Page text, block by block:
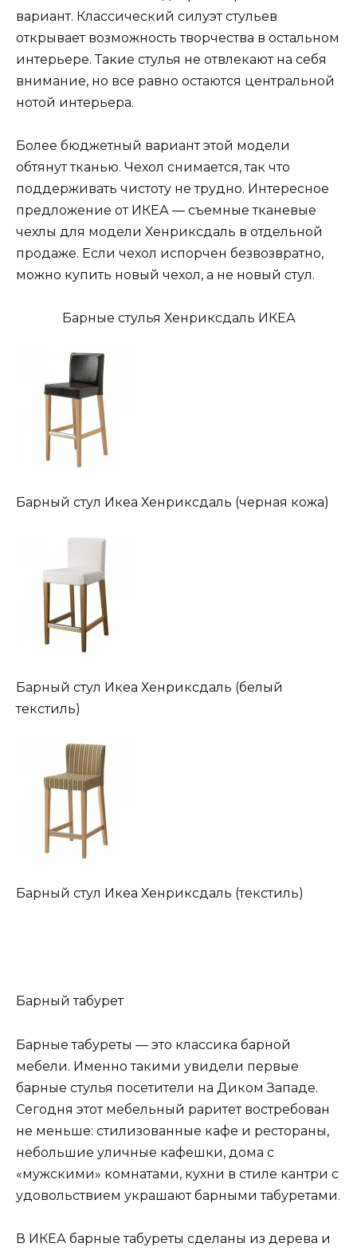
вариант. Классический силуэт стульев
открывает возможность творчества в остальном
интерьере. Такие стулья не отвлекают на себя
внимание, но все равно остаются центральной
нотой интерьера.
Более бюджетный вариант этой модели
обтянут тканью. Чехол снимается, так что
поддерживать чистоту не трудно. Интересное
предложение от ИКЕА — съемные тканевые
чехлы для модели Хенриксдаль в отдельной
продаже. Если чехол испорчен безвозвратно,
можно купить новый чехол, а не новый стул.
Барные стулья Хенриксдаль ИКЕА
Барный стул Икеа Хенриксдаль (черная кожа)
Барный стул Икеа Хенриксдаль (белый
текстиль)
Барный стул Икеа Хенриксдаль (текстиль)
Барный табурет
Барные табуреты — это классика барной
мебели. Именно такими увидели первые
барные стулья посетители на Диком Западе.
Сегодня этот мебельный раритет востребован
не меньше: стилизованные кафе и рестораны,
небольшие уличные кафешки, дома с
«мужскими» комнатами, кухни в стиле кантри с
удовольствием украшают барными табуретами.
В ИКЕА барные табуреты сделаны из дерева и